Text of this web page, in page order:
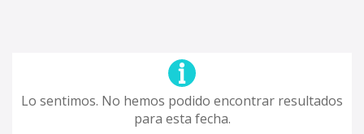
Lo sentimos. No hemos podido encontrar resultados
para esta fecha.